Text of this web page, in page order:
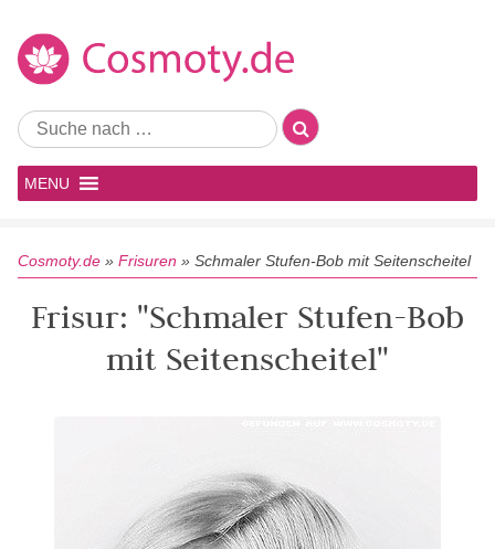
MENU
Cosmoty.de » Frisuren » Schmaler Stufen-Bob mit Seitenscheitel
Frisur: "Schmaler Stufen-Bob
mit Seitenscheitel"